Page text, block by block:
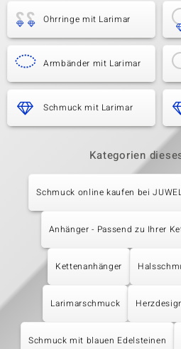
Ohrringe mit Larimar
Armbänder mit Larimar
Schmuck mit Larimar
Kategorien
Schmuck online kaufen bei
Anhänger - Passend zu Ihrer
Kettenanhänger
Larimarschmuck
Schmuck mit blauen Edelsteinen